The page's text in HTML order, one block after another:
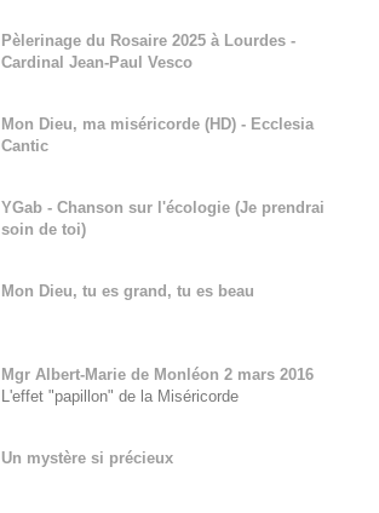
Pèlerinage du Rosaire 2025 à Lourdes -
Cardinal Jean-Paul Vesco
Mon Dieu, ma miséricorde (HD) - Ecclesia
Cantic
YGab - Chanson sur l'écologie (Je prendrai
soin de toi)
Mon Dieu, tu es grand, tu es beau
Mgr Albert-Marie de Monléon 2 mars 2016
L'effet "papillon" de la Miséricorde
Un mystère si précieux